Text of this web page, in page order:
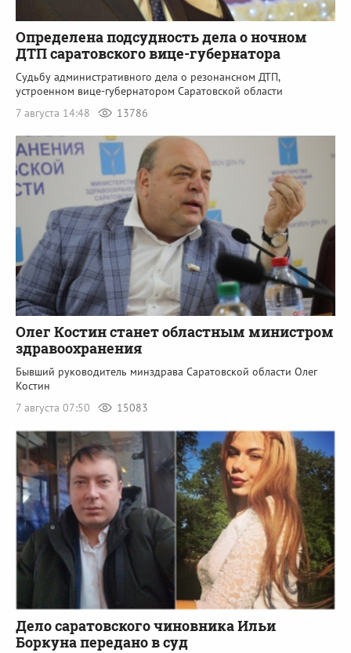
Определена подсудность дела о ночном
ДТП саратовского вице-губернатора
Судьбу административного дела о резонансном ДТП,
устроенном вице-губернатором Саратовской области
7 августа 14:48
13786
Олег Костин станет областным министром
здравоохранения
Бывший руководитель минздрава Саратовской области Олег
Костин
7 августа 07:50
15083
Дело саратовского чиновника Ильи
Боркуна передано в суд